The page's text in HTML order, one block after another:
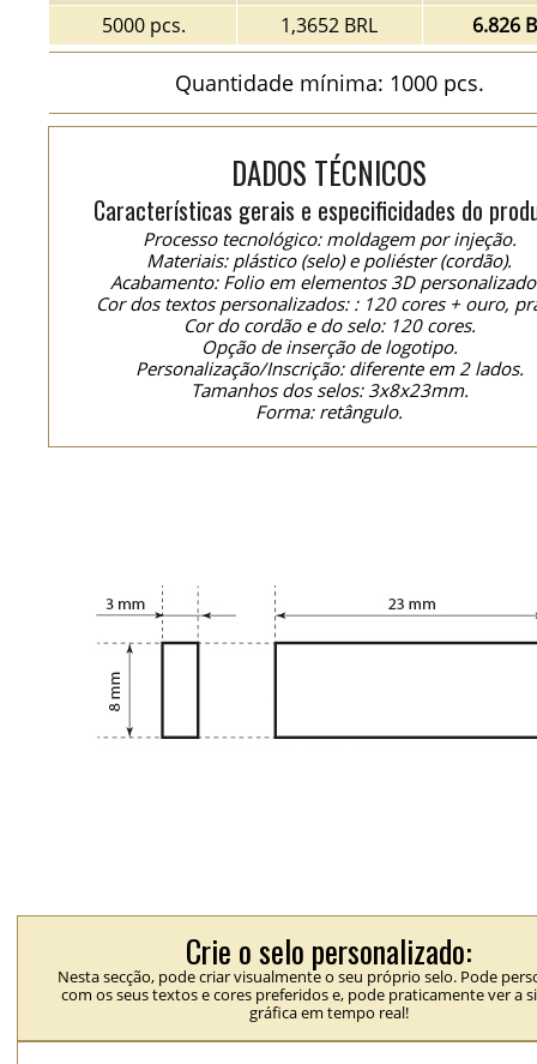
5000 pcs.
1,3652 BRL 6.826
Quantidade mínima: 1000 pcs.
DADOS TÉCNICOS
Características gerais e especificidades do
Processo tecnológico: moldagem por injeção.
Materiais: plástico (selo) e poliéster (cordão).
Acabamento: Folio em elementos 3D
Cor dos textos personalizados: : 120 cores + ouro,
Cor do cordão e do selo: 120 cores.
Opção de inserção de logotipo.
Personalização/Inscrição: diferente em 2 lados.
Tamanhos dos selos: 3x8x23mm.
Forma: retângulo.
Crie o selo personalizado:
Nesta secção, pode criar visualmente o seu próprio selo. Pode
com os seus textos e cores preferidos e, pode praticamente ver a
gráfica em tempo real!